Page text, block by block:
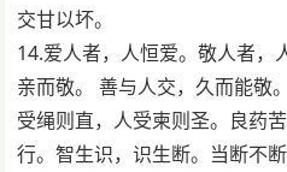
交甘以坏。
14.爱人者，人恒爱。敬人者，
亲而敬。 善与人交，久而能敬
受绳则直，人受柬则圣。良药
行。智生识，识生断。当断不